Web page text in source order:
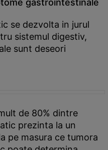
gastrointestinale
se dezvolta in jurul
sistemul digestiv,
sunt deseori
de 80% dintre
prezinta la un
pe masura ce tumora